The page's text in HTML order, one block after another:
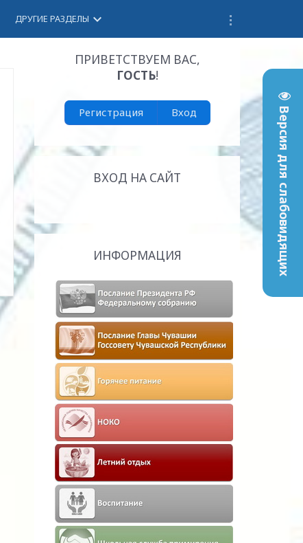
Версия для слабовидящих
ДРУГИЕ РАЗДЕЛЫ keyboard_arrow_down
ПРИВЕТСТВУЕМ ВАС,
ГОСТЬ!
Регистрация Вход
ВХОД НА САЙТ
ИНФОРМАЦИЯ